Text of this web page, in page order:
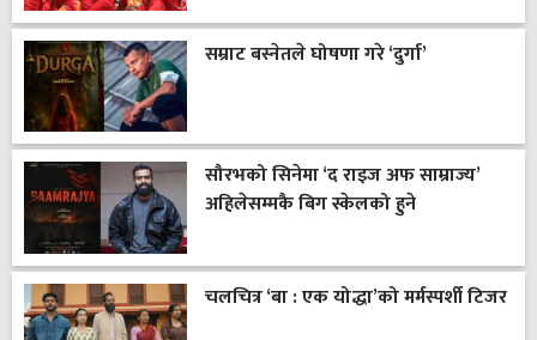
सम्राट बस्नेतले घोषणा गरे ‘दुर्गा’
सौरभको सिनेमा ‘द राइज अफ साम्राज्य’
अहिलेसम्मकै बिग स्केलको हुने
चलचित्र ‘बा : एक योद्धा’को मर्मस्पर्शी टिजर